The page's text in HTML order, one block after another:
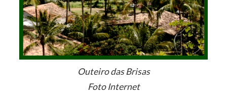
Outeiro das Brisas
Foto Internet